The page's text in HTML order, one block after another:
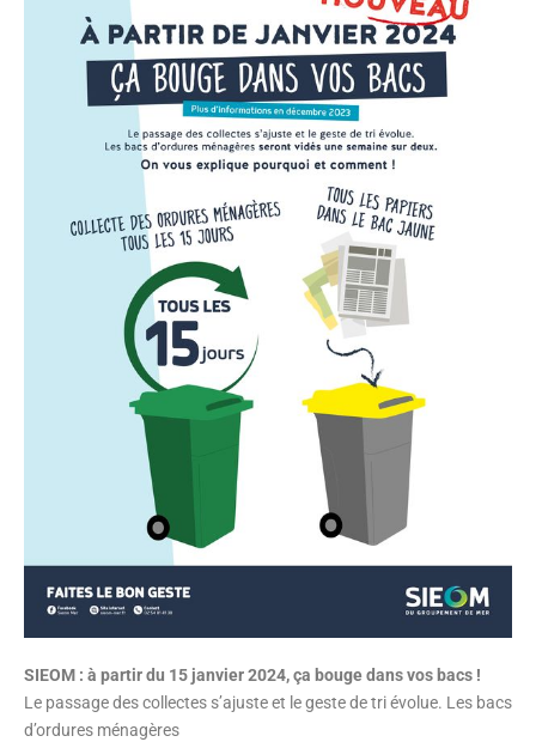
SIEOM : à partir du 15 janvier 2024, ça bouge dans vos bacs !
Le passage des collectes s’ajuste et le geste de tri évolue. Les bacs
d’ordures ménagères